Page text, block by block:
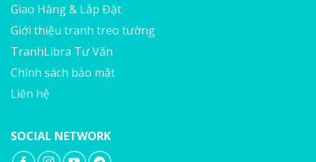
Giao Hàng & Lắp Đặt
Giới thiệu tranh treo tường
TranhLibra Tư Vấn
Chính sách bảo mật
Liên hệ
SOCIAL NETWORK